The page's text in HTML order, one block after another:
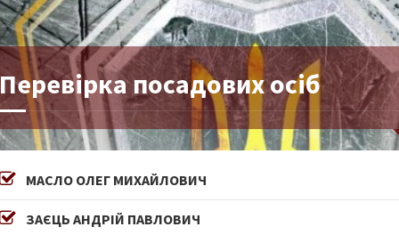
Перевірка посадових осіб
МАСЛО ОЛЕГ МИХАЙЛОВИЧ
ЗАЄЦЬ АНДРІЙ ПАВЛОВИЧ